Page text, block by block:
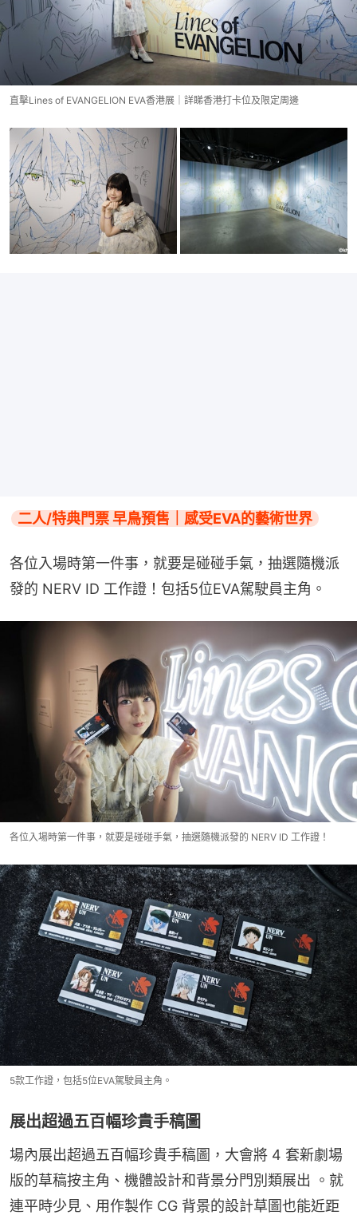
直擊Lines of EVANGELION EVA香港展｜詳睇香港打卡位及限定周邊
二人/特典門票 早鳥預售｜感受EVA的藝術世界
各位入場時第一件事，就要是碰碰手氣，抽選隨機派
發的 NERV ID 工作證！包括5位EVA駕駛員主角。
各位入場時第一件事，就要是碰碰手氣，抽選隨機派發的 NERV ID 工作證！
5款工作證，包括5位EVA駕駛員主角。
展出超過五百幅珍貴手稿圖
場內展出超過五百幅珍貴手稿圖，大會將 4 套新劇場
版的草稿按主角、機體設計和背景分門別類展出 。就
連平時少見、用作製作 CG 背景的設計草圖也能近距